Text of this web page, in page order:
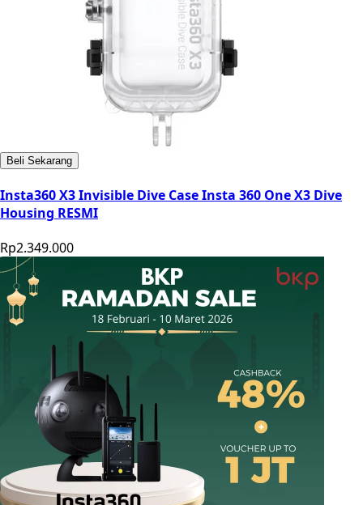
Beli Sekarang
Insta360 X3 Invisible Dive Case Insta 360 One X3 Dive
Housing RESMI
Rp2.349.000